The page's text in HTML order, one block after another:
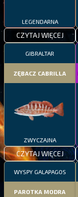
LEGENDARNA
CZYTAJ WIĘCEJ
GIBRALTAR
ZĘBACZ CABRILLA
ZWYCZAJNA
CZYTAJ WIĘCEJ
WYSPY GALAPAGOS
PAROTKA MODRA